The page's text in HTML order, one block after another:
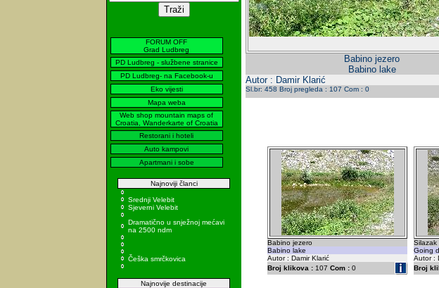
FORUM OFF
Grad Ludbreg
PD Ludbreg - službene stranice
PD Ludbreg- na Facebook-u
Eko vijesti
Mapa weba
Web shop mountain maps of
Croatia, Wanderkarte of Croatia
Restorani i hoteli
Auto kampovi
Apartmani i sobe
Najnoviji članci
Srednji Velebit
Sjeverni Velebit
Dramatično u snježnoj mećavi
na 2500 ndm
Češka smrčkovica
Najnovije destinacije
Babino jezero
Babino lake
Autor : Damir Klarić
Sl.br: 458 Broj pregleda : 107 Com : 0
Babino jezero
Babino lake
Autor : Damir Klarić
Broj klikova : 107 Com : 0
Silazak
Going
Autor :
Broj